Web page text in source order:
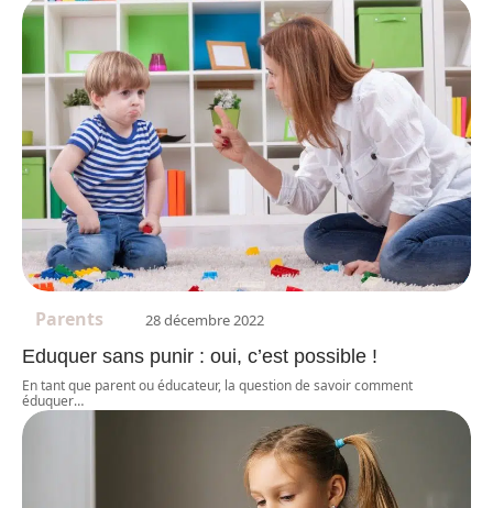
Parents 28 décembre 2022
Eduquer sans punir : oui, c’est possible !
En tant que parent ou éducateur, la question de savoir comment
éduquer…